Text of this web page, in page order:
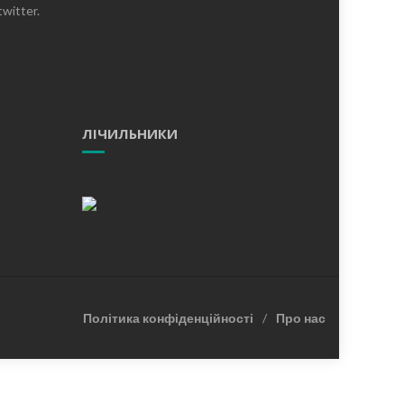
ЛІЧИЛЬНИКИ
Політика конфіденційності Про нас